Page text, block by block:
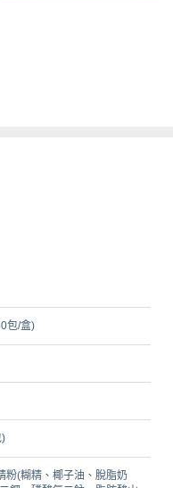
包/盒)
)
粉(糊精、椰子油、脫脂奶